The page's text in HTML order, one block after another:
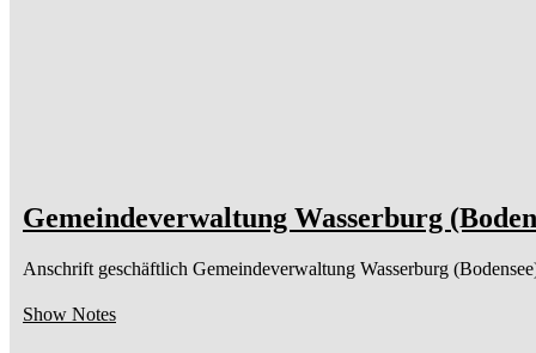
Gemeindeverwaltung Wasserburg
Anschrift geschäftlich Gemeindeverwaltung Wasserburg
Show Notes